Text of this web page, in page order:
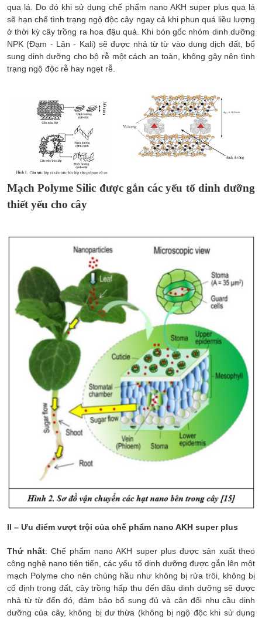
qua lá. Do đó khi sử dụng chế phẩm nano AKH super plus qua lá
sẽ hạn chế tình trạng ngộ độc cây ngay cả khi phun quá liều lượng
ở thời kỳ cây trồng ra hoa đậu quả. Khi bón gốc nhóm dinh dưỡng
NPK (Đạm - Lân - Kali) sẽ được nhả từ từ vào dung dịch đất, bổ
sung dinh dưỡng cho bộ rễ một cách an toàn, không gây nên tình
trạng ngộ độc rễ hay ngẹt rễ.
Mạch Polyme Silic được gắn các yếu tố dinh dưỡng
thiết yếu cho cây
II – Ưu điểm vượt trội của chế phẩm nano AKH super plus
Thứ nhất: Chế phẩm nano AKH super plus được sản xuất theo
công nghệ nano tiên tiến, các yếu tố dinh dưỡng được gắn lên một
mạch Polyme cho nên chúng hầu như không bị rửa trôi, không bị
cố định trong đất, cây trồng hấp thu đến đâu dinh dưỡng sẽ được
nhả từ từ đến đó, đảm bảo bổ sung đủ và cân đối nhu cầu dinh
dưỡng của cây, không bị dư thừa (không bị ngộ độc khi sử dụng